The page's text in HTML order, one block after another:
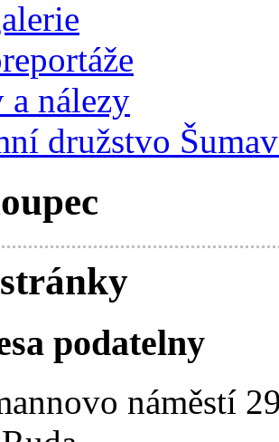
a nálezy
družstvo
podatelny
náměstí